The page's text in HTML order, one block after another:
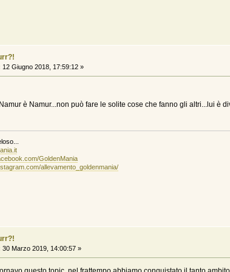
12 Giugno 2018, 17:59:12 »
è Namur...non può fare le solite cose che fanno gli altri...lui è
GoldenMania
allevamento_goldenmania/
30 Marzo 2019, 14:00:57 »